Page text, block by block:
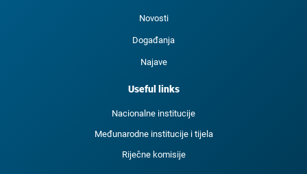
Novosti
Događanja
Najave
Useful links
Nacionalne institucije
Međunarodne institucije i tijela
Riječne komisije